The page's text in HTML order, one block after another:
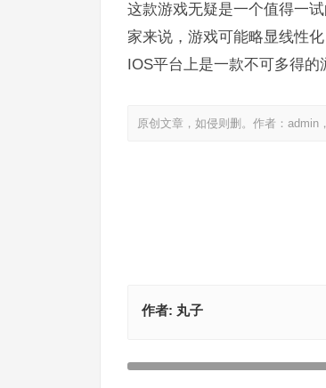
这款游戏无疑是一个值得一
家来说，游戏可能略显线性
IOS平台上是一款不可多得的
原创文章，如侵则删。作者：admin
作者: 丸子